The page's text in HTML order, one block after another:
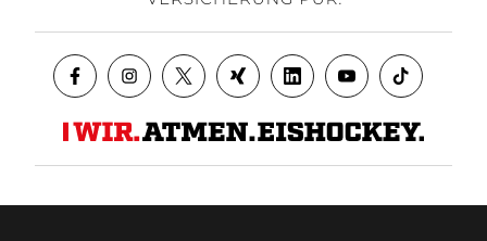
Datenschutz AGB Impressum Kontakt Presse